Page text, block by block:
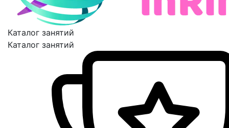
Каталог занятий
Каталог занятий